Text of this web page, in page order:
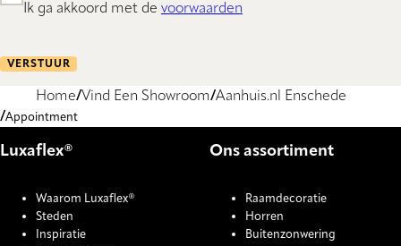
Ik ga akkoord met de voorwaarden
VERSTUUR
Home Vind Een Showroom Aanhuis.nl Enschede
Appointment
Luxaflex®
Waarom Luxaflex®
Steden
Inspiratie
Ons assortiment
Raamdecoratie
Horren
Buitenzonwering